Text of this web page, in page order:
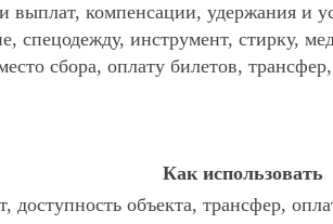
выплат, компенсации, удержания и
инструмент, стирку,
сбора, оплату билетов,
Как использовать
доступность объекта, трансфер,